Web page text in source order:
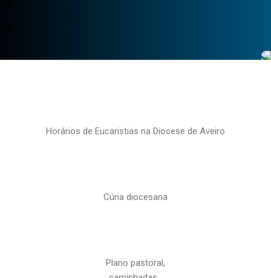
Horários de Eucaristias na Diocese de Aveiro
Cúria diocesana
Plano pastoral,